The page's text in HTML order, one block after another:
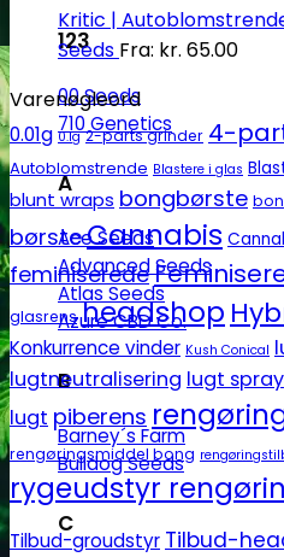
123
00 Seeds
710 Genetics
A
Ace Seeds
Advanced Seeds
Atlas Seeds
Azure CBD Co.
B
Barney´s Farm
Bulldog Seeds
C
Kritic |
Seeds Fra: kr. 65.00
Varenøgleord
0.01g 0.1g 2-parts grinder 4-
Autoblomstrende Blastere i glas
blunt wraps bongbørste
børsteCannabis
feminiserede
glasrens headshop
Konkurrence vinder Kush Conical
lugtneutralisering lugt spray
lugt piberens
rengøringsmiddel bong
rygeudstyr
Tilbud-groudstyr Tilbud-